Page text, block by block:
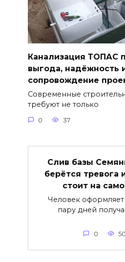
Канализация ТОПАС
выгода, надёжность
сопровождение
Современные
требуют не только
0 37
Слив базы
берётся тревога
стоит на
Человек оформляет
пару дней
0 50